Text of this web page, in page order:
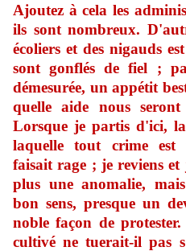
Ajoutez à cela les
ils sont nombreux.
écoliers et des nigauds
sont gonflés de fiel ;
démesurée, un appétit
quelle aide nous seront
Lorsque je partis d'ici,
laquelle tout crime est
faisait rage ; je reviens
plus une anomalie,
bon sens, presque un
noble façon de
cultivé ne tuerait-il pas